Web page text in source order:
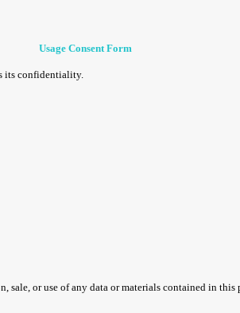
Usage Consent Form
its confidentiality.
or use of any data or materials contained in